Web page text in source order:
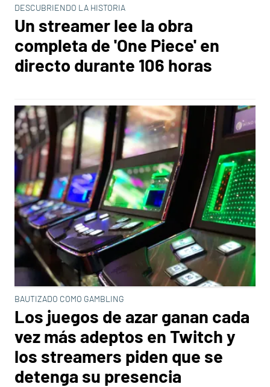
DESCUBRIENDO LA HISTORIA
Un streamer lee la obra
completa de 'One Piece' en
directo durante 106 horas
BAUTIZADO COMO GAMBLING
Los juegos de azar ganan cada
vez más adeptos en Twitch y
los streamers piden que se
detenga su presencia